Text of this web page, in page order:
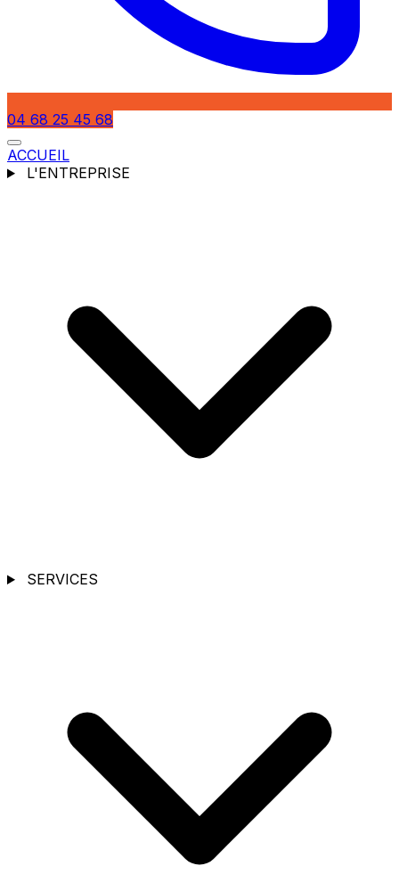
04 68 25 45 68
ACCUEIL
L'ENTREPRISE
SERVICES